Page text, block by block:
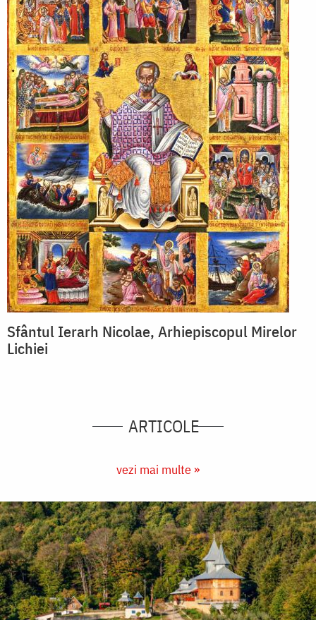
Sfântul Ierarh Nicolae, Arhiepiscopul Mirelor
Lichiei
ARTICOLE
vezi mai multe »